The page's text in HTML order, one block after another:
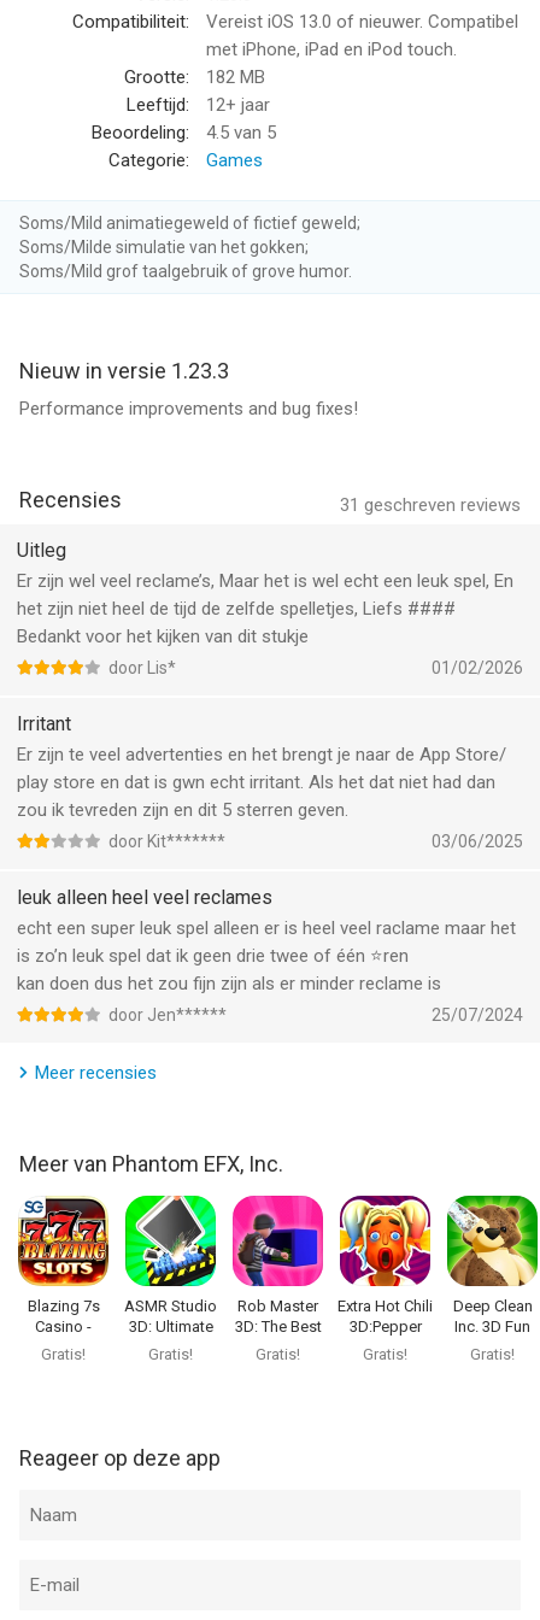
Informatie voor Money Buster 3D: Fake or Realis het laatst
vergeleken op 9 Aug om 09:48.
Compatibiliteit:
Vereist iOS 13.0 of nieuwer. Compatibel
met iPhone, iPad en iPod touch.
Grootte:
182 MB
Leeftijd:
12+ jaar
Beoordeling:
4.5 van 5
Categorie:
Games
Soms/Mild animatiegeweld of fictief geweld;
Soms/Milde simulatie van het gokken;
Soms/Mild grof taalgebruik of grove humor.
Nieuw in versie 1.23.3
Performance improvements and bug fixes!
31 geschreven reviews
Recensies
Uitleg
Er zijn wel veel reclame’s, Maar het is wel echt een leuk spel, En
het zijn niet heel de tijd de zelfde spelletjes, Liefs ####
Bedankt voor het kijken van dit stukje
door Lis* 01/02/2026
Irritant
Er zijn te veel advertenties en het brengt je naar de App Store/
play store en dat is gwn echt irritant. Als het dat niet had dan
zou ik tevreden zijn en dit 5 sterren geven.
door Kit******* 03/06/2025
leuk alleen heel veel reclames
echt een super leuk spel alleen er is heel veel raclame maar het
is zo’n leuk spel dat ik geen drie twee of één ⭐️ren
kan doen dus het zou fijn zijn als er minder reclame is
door Jen****** 25/07/2024
Meer recensies
Meer van Phantom EFX, Inc.
Blazing 7s
Casino -
Gokkasten
Gratis!
ASMR Studio
3D: Ultimate
Relax
Gratis!
Rob Master
3D: The Best
Thief!
Gratis!
Extra Hot Chili
3D:Pepper
Fury
Gratis!
Deep Clean
Inc. 3D Fun
Cleanup
Gratis!
Reageer op deze app